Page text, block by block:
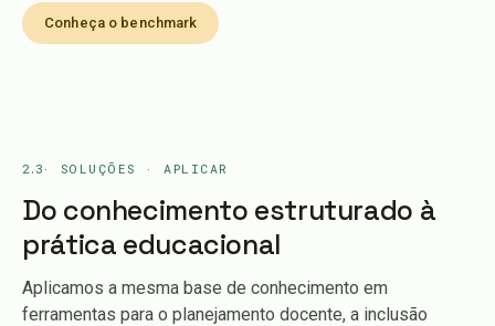
Conheça o benchmark
2.3· SOLUÇÕES · APLICAR
Do conhecimento estruturado à
prática educacional
Aplicamos a mesma base de conhecimento em
ferramentas para o planejamento docente, a inclusão